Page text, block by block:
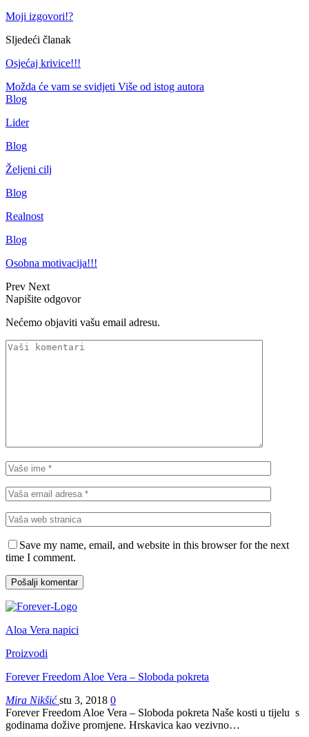
Moji izgovori!?
Sljedeći članak
Osjećaj krivice!!!
Možda će vam se svidjeti Više od istog autora
Blog
Lider
Blog
Željeni cilj
Blog
Realnost
Blog
Osobna motivacija!!!
Prev Next
Napišite odgovor
Nećemo objaviti vašu email adresu.
Save my name, email, and website in this browser for the next
time I comment.
Aloa Vera napici
Proizvodi
Forever Freedom Aloe Vera – Sloboda pokreta
Mira Nikšićstu 3, 2018 0
Forever Freedom Aloe Vera – Sloboda pokreta Naše kosti u tijelu s
godinama dožive promjene. Hrskavica kao vezivno…